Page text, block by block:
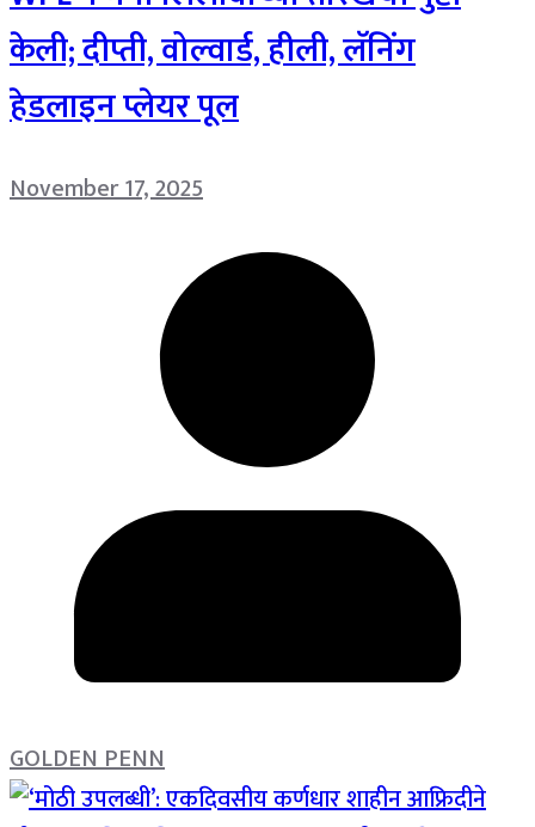
केली; दीप्ती, वोल्वार्ड, हीली, लॅनिंग
हेडलाइन प्लेयर पूल
November 17, 2025
GOLDEN PENN